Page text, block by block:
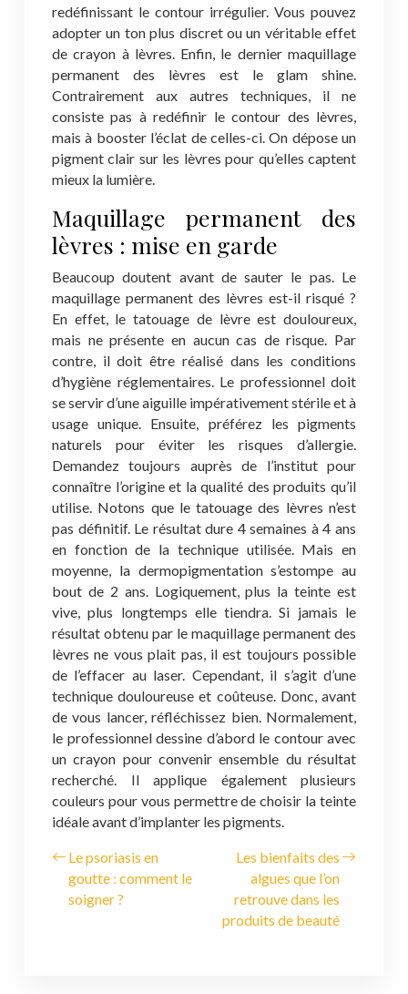
redéfinissant le contour irrégulier. Vous pouvez
adopter un ton plus discret ou un véritable effet
de crayon à lèvres. Enfin, le dernier maquillage
permanent des lèvres est le glam shine.
Contrairement aux autres techniques, il ne
consiste pas à redéfinir le contour des lèvres,
mais à booster l’éclat de celles-ci. On dépose un
pigment clair sur les lèvres pour qu’elles captent
mieux la lumière.
Maquillage permanent des
lèvres : mise en garde
Beaucoup doutent avant de sauter le pas. Le
maquillage permanent des lèvres est-il risqué ?
En effet, le tatouage de lèvre est douloureux,
mais ne présente en aucun cas de risque. Par
contre, il doit être réalisé dans les conditions
d’hygiène réglementaires. Le professionnel doit
se servir d’une aiguille impérativement stérile et à
usage unique. Ensuite, préférez les pigments
naturels pour éviter les risques d’allergie.
Demandez toujours auprès de l’institut pour
connaître l’origine et la qualité des produits qu’il
utilise. Notons que le tatouage des lèvres n’est
pas définitif. Le résultat dure 4 semaines à 4 ans
en fonction de la technique utilisée. Mais en
moyenne, la dermopigmentation s’estompe au
bout de 2 ans. Logiquement, plus la teinte est
vive, plus longtemps elle tiendra. Si jamais le
résultat obtenu par le maquillage permanent des
lèvres ne vous plait pas, il est toujours possible
de l’effacer au laser. Cependant, il s’agit d’une
technique douloureuse et coûteuse. Donc, avant
de vous lancer, réfléchissez bien. Normalement,
le professionnel dessine d’abord le contour avec
un crayon pour convenir ensemble du résultat
recherché. Il applique également plusieurs
couleurs pour vous permettre de choisir la teinte
idéale avant d’implanter les pigments.
Le psoriasis en
goutte : comment le
soigner ?
Les bienfaits des
algues que l’on
retrouve dans les
produits de beauté